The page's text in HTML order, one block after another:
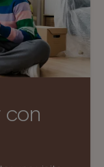
con